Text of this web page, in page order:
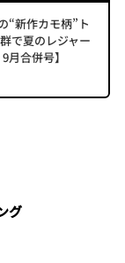
“新作カモ柄”ト
で夏のレジャー
合併号】
グ